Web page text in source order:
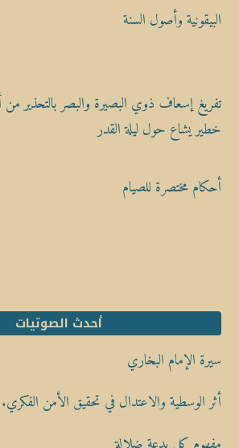
البيقونية وأصول السنة
تفريغ إسعاف ذوي البصيرة والبصر بالتحذير من
خطير يشاع حول ليلة القدر
أحكام مختصرة للصيام
أحدث الصوتيات
سيرة الإمام البخاري
أثر الوسطية والاعتدال في تحقيق الأمن الفكري.